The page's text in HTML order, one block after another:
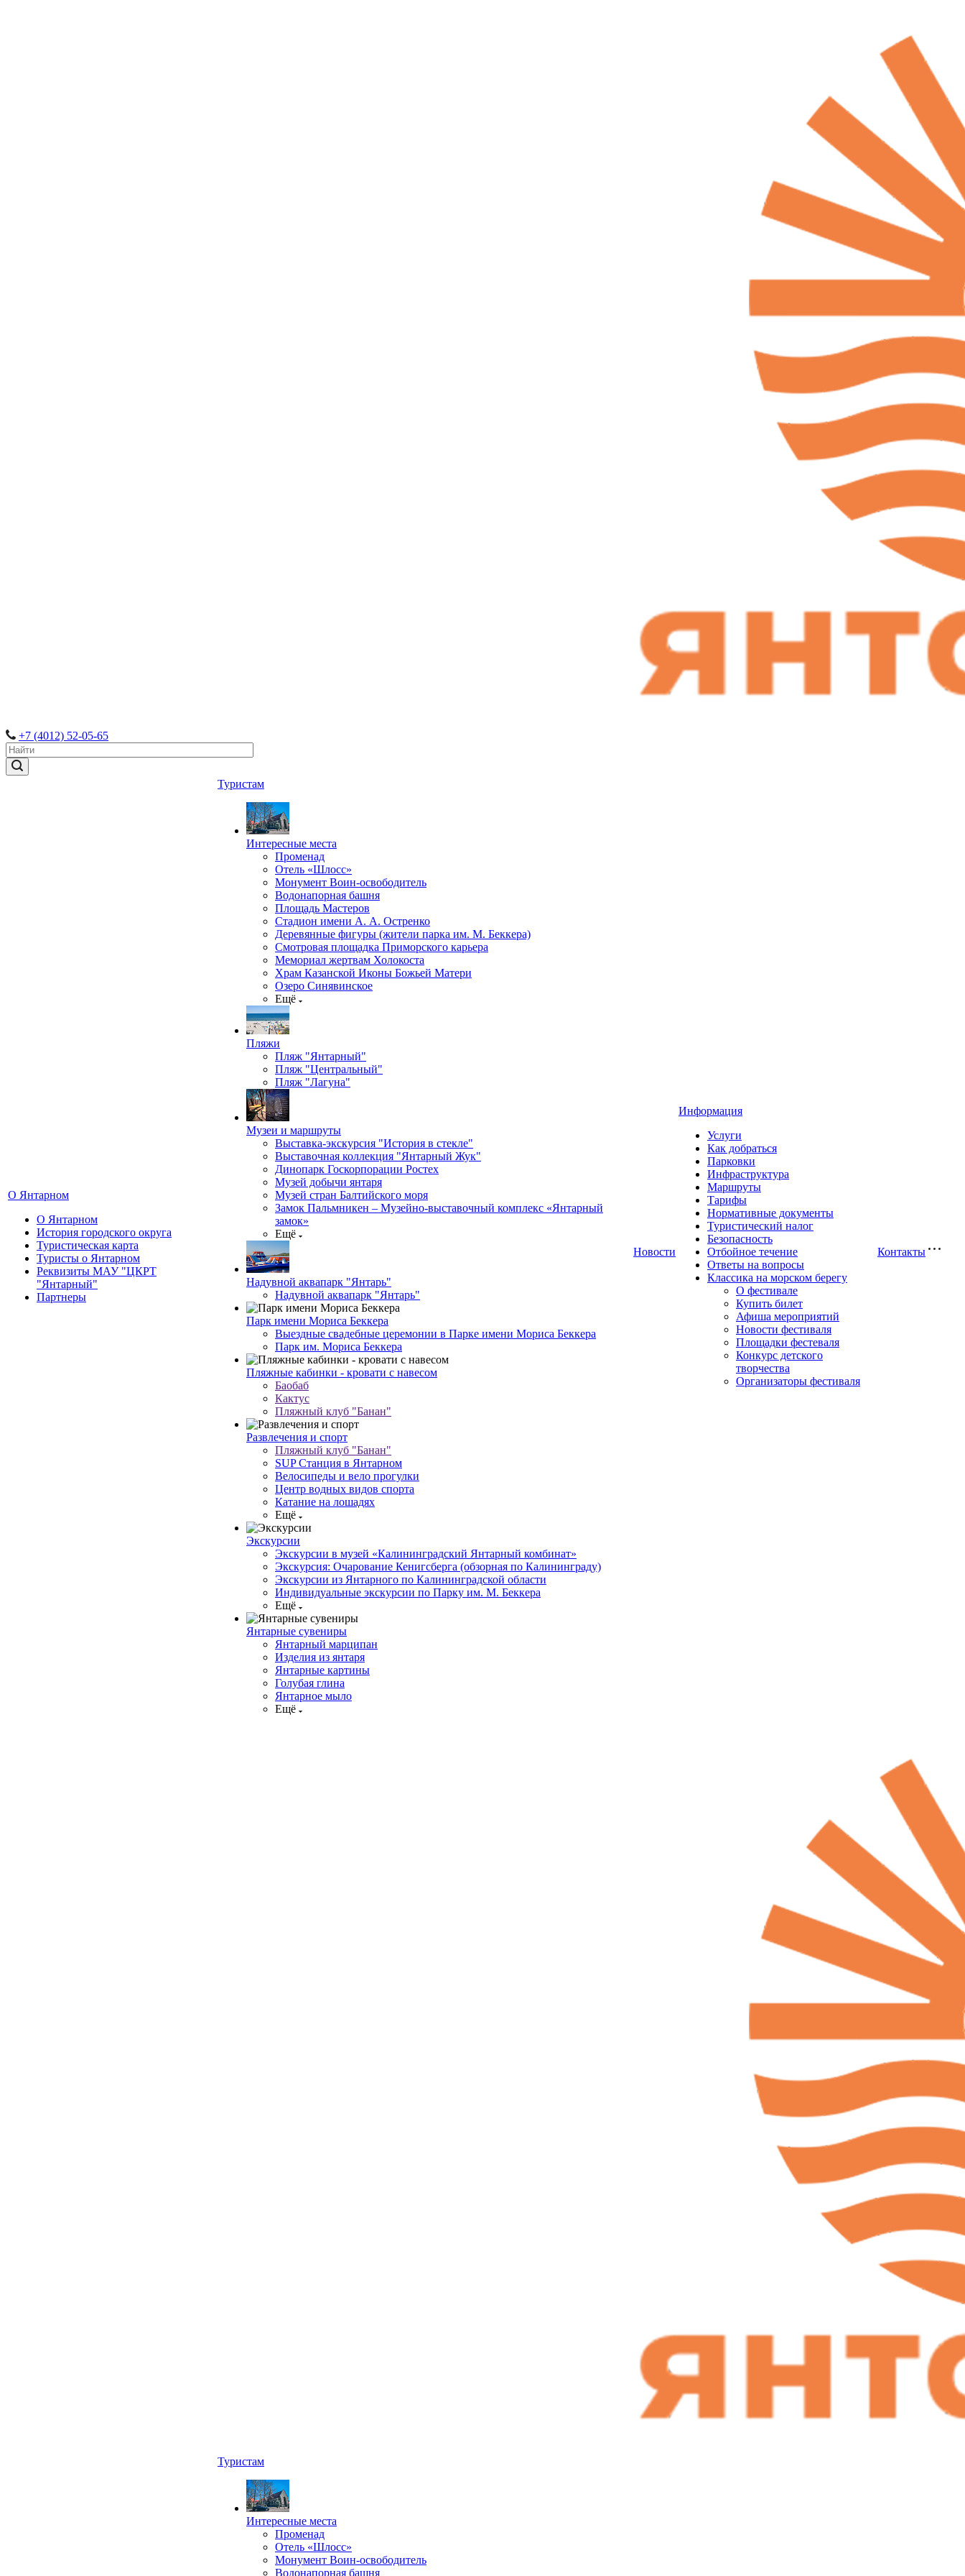
+7 (4012) 52-05-65
О Янтарном
О Янтарном
История городского округа
Туристическая карта
Туристы о Янтарном
Реквизиты МАУ "ЦКРТ
"Янтарный"
Партнеры
Туристам
Интересные места
Променад
Отель «Шлосс»
Монумент Воин-освободитель
Водонапорная башня
Площадь Мастеров
Стадион имени А. А. Остренко
Деревянные фигуры (жители парка им. М. Беккера)
Смотровая площадка Приморского карьера
Мемориал жертвам Холокоста
Храм Казанской Иконы Божьей Матери
Озеро Синявинское
Ещё
Пляжи
Пляж "Янтарный"
Пляж "Центральный"
Пляж "Лагуна"
Музеи и маршруты
Выставка-экскурсия "История в стекле"
Выставочная коллекция "Янтарный Жук"
Динопарк Госкорпорации Ростех
Музей добычи янтаря
Музей стран Балтийского моря
Замок Пальмникен – Музейно-выставочный комплекс «Янтарный
замок»
Ещё
Надувной аквапарк "Янтарь"
Надувной аквапарк "Янтарь"
Парк имени Мориса Беккера
Выездные свадебные церемонии в Парке имени Мориса Беккера
Парк им. Мориса Беккера
Пляжные кабинки - кровати с навесом
Баобаб
Кактус
Пляжный клуб "Банан"
Развлечения и спорт
Пляжный клуб "Банан"
SUP Станция в Янтарном
Велосипеды и вело прогулки
Центр водных видов спорта
Катание на лошадях
Ещё
Экскурсии
Экскурсии в музей «Калининградский Янтарный комбинат»
Экскурсия: Очарование Кенигсберга (обзорная по Калининграду)
Экскурсии из Янтарного по Калининградской области
Индивидуальные экскурсии по Парку им. М. Беккера
Ещё
Янтарные сувениры
Янтарный марципан
Изделия из янтаря
Янтарные картины
Голубая глина
Янтарное мыло
Ещё
Новости
Информация
Услуги
Как добраться
Парковки
Инфраструктура
Маршруты
Тарифы
Нормативные документы
Туристический налог
Безопасность
Отбойное течение
Ответы на вопросы
Классика на морском берегу
О фестивале
Купить билет
Афиша мероприятий
Новости фестиваля
Площадки фестеваля
Конкурс детского
творчества
Организаторы фестиваля
Контакты
Туристам
Интересные места
Променад
Отель «Шлосс»
Монумент Воин-освободитель
Водонапорная башня